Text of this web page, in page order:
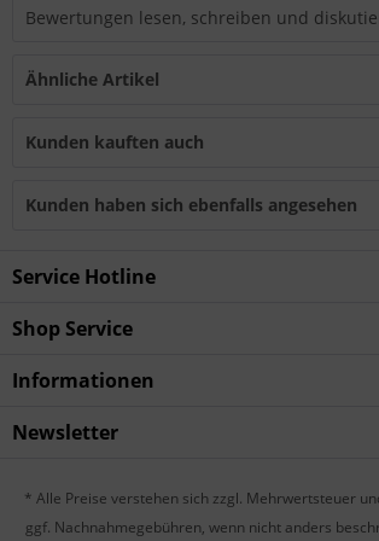
Bewertungen lesen, schreiben und
Ähnliche Artikel
Kunden kauften auch
Kunden haben sich ebenfalls angesehen
Service Hotline
Shop Service
Informationen
Newsletter
* Alle Preise verstehen sich zzgl. Mehrwertsteuer
ggf. Nachnahmegebühren, wenn nicht anders